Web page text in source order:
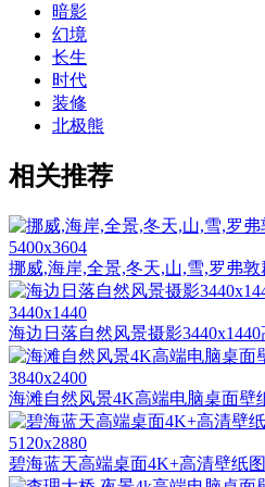
暗影
幻境
长生
时代
装修
北极熊
相关推荐
5400x3604
挪威,海岸,全景,冬天,山,雪,罗弗
3440x1440
海边日落自然风景摄影
3840x2400
海滩自然风景4K高端电脑桌面壁
5120x2880
碧海蓝天高端桌面4K+高清壁纸